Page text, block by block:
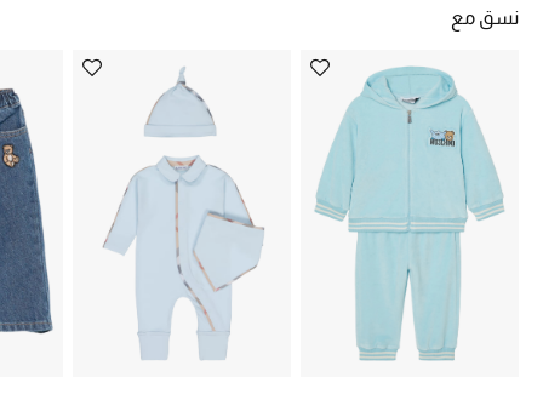
جميع الملابس النسائية
جميع الأحذية النسائية
جميع الحقائب النسائية
جميع الإكسسورات النسائية
نسق مع